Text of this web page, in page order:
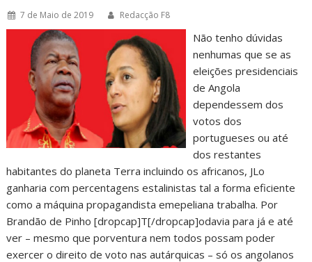
7 de Maio de 2019 Redacção F8
Não tenho dúvidas
nenhumas que se as
eleições presidenciais
de Angola
dependessem dos
votos dos
portugueses ou até
dos restantes
habitantes do planeta Terra incluindo os africanos, JLo
ganharia com percentagens estalinistas tal a forma eficiente
como a máquina propagandista emepeliana trabalha. Por
Brandão de Pinho [dropcap]T[/dropcap]odavia para já e até
ver – mesmo que porventura nem todos possam poder
exercer o direito de voto nas autárquicas – só os angolanos